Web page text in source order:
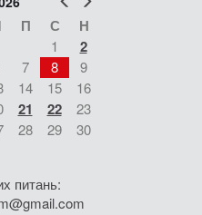
П С Н
1 2
7 8
9
14 15
16
21 22
23
28 29
30
питань: